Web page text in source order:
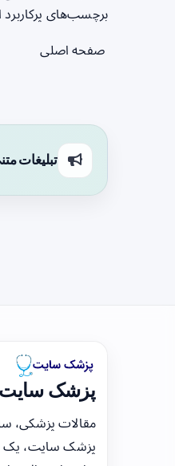
برچسب‌های پرکاربرد
صفحه اصلی
تبلیغات
پزشک سایت
مقالات پزشکی،
پزشک سایت، یک